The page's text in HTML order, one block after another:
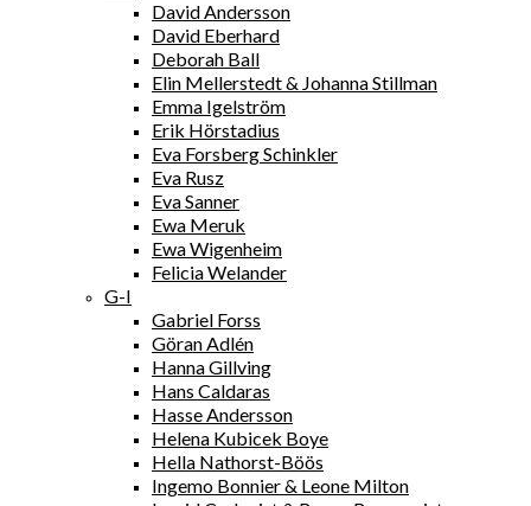
David Andersson
David Eberhard
Deborah Ball
Elin Mellerstedt & Johanna Stillman
Emma Igelström
Erik Hörstadius
Eva Forsberg Schinkler
Eva Rusz
Eva Sanner
Ewa Meruk
Ewa Wigenheim
Felicia Welander
G-I
Gabriel Forss
Göran Adlén
Hanna Gillving
Hans Caldaras
Hasse Andersson
Helena Kubicek Boye
Hella Nathorst-Böös
Ingemo Bonnier & Leone Milton